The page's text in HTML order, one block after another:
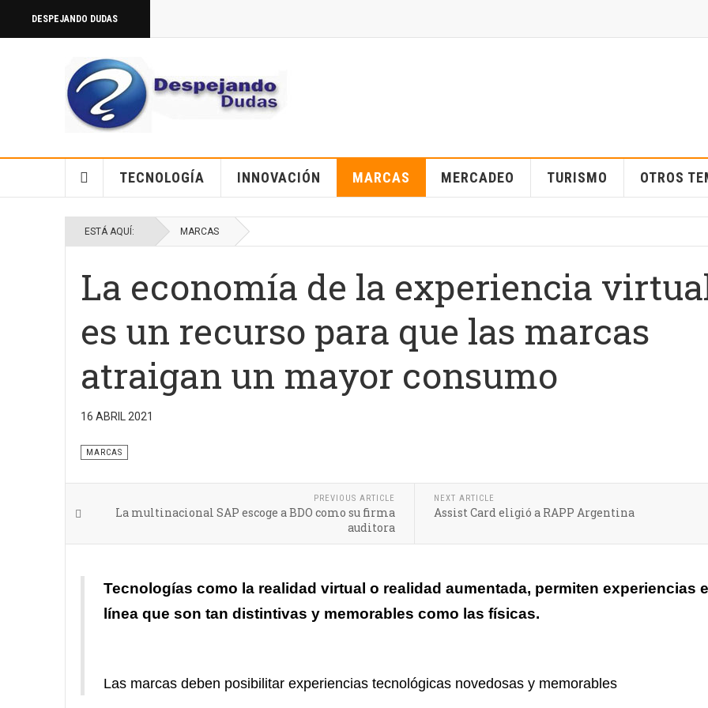
DESPEJANDO DUDAS
TECNOLOGÍA INNOVACIÓN MARCAS MERCADEO TURISMO OTROS
ESTÁ AQUÍ: MARCAS
La economía de la experiencia
es un recurso para que las marcas
atraigan un mayor consumo
16 ABRIL 2021
MARCAS
PREVIOUS ARTICLE
La multinacional SAP escoge a BDO como su firma
auditora
NEXT ARTICLE
Assist Card eligió a RAPP Argentina
Tecnologías como la realidad virtual o realidad aumentada, permiten experiencias
línea que son tan distintivas y memorables como las físicas.
Las marcas deben posibilitar experiencias tecnológicas novedosas y memorables